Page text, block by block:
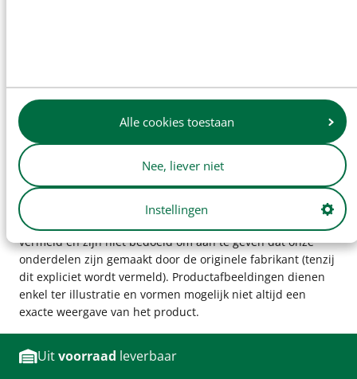
Alle cookies toestaan
Nee, liever niet
Instellingen
De namen van originele fabrikanten en
onderdeelnummers worden uitsluitend ter referentie
vermeld en zijn niet bedoeld om aan te geven dat onze
onderdelen zijn gemaakt door de originele fabrikant (tenzij
dit expliciet wordt vermeld). Productafbeeldingen dienen
enkel ter illustratie en vormen mogelijk niet altijd een
exacte weergave van het product.
Uitvoorraad leverbaar